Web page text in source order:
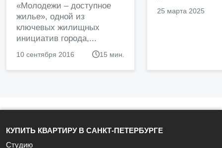
«Молодежи – доступное
жилье», одной из
ключевых жилищных
инициатив города,...
10 сентября 2016 15 мин.
25 марта 2025
КУПИТЬ КВАРТИРУ В САНКТ-ПЕТЕРБУРГЕ
Студию